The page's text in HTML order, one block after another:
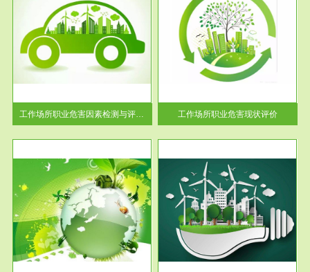
工作场所职业危害因素检测与评价...
服务范围
工作场所职业危害现状评价
【现状评价意义】：具体因素---
-通过质谱分析等多种手段明确
工作场...
工作场所职业危害现状评价
服务范围
废气测试
检测范围工业废气检测包括有机
废气和无机废气。有机废气主要